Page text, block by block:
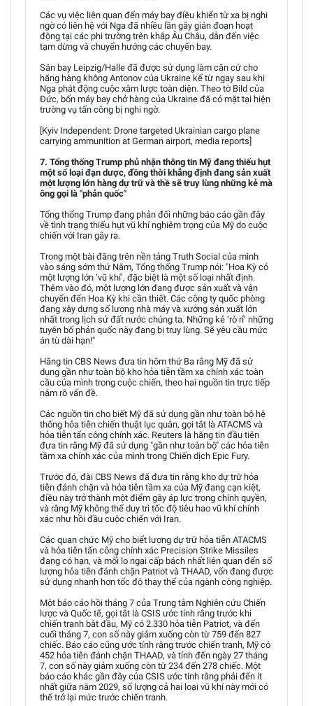
Các vụ việc liên quan đến máy bay điều khiển từ xa bị nghi
ngờ có liên hệ với Nga đã nhiều lần gây gián đoạn hoạt
động tại các phi trường trên khắp Âu Châu, dẫn đến việc
tạm dừng và chuyển hướng các chuyến bay.
Sân bay Leipzig/Halle đã được sử dụng làm căn cứ cho
hãng hàng không Antonov của Ukraine kể từ ngay sau khi
Nga phát động cuộc xâm lược toàn diện. Theo tờ Bild của
Đức, bốn máy bay chở hàng của Ukraine đã có mặt tại hiện
trường vụ tấn công bị nghi ngờ.
[Kyiv Independent: Drone targeted Ukrainian cargo plane
carrying ammunition at German airport, media reports]
7. Tổng thống Trump phủ nhận thông tin Mỹ đang thiếu hụt
một số loại đạn dược, đồng thời khẳng định đang sản xuất
một lượng lớn hàng dự trữ và thề sẽ truy lùng những kẻ mà
ông gọi là "phản quốc"
Tổng thống Trump đang phản đối những báo cáo gần đây
về tình trạng thiếu hụt vũ khí nghiêm trọng của Mỹ do cuộc
chiến với Iran gây ra.
Trong một bài đăng trên nền tảng Truth Social của mình
vào sáng sớm thứ Năm, Tổng thống Trump nói: "Hoa Kỳ có
một lượng lớn ‘vũ khí’, đặc biệt là một số loại nhất định.
Thêm vào đó, một lượng lớn đang được sản xuất và vận
chuyển đến Hoa Kỳ khi cần thiết. Các công ty quốc phòng
đang xây dựng số lượng nhà máy và xưởng sản xuất lớn
nhất trong lịch sử đất nước chúng ta. Những kẻ ‘rò rỉ’ những
tuyên bố phản quốc này đang bị truy lùng. Sẽ yêu cầu mức
án tù dài hạn!"
Hãng tin CBS News đưa tin hôm thứ Ba rằng Mỹ đã sử
dụng gần như toàn bộ kho hỏa tiễn tầm xa chính xác toàn
cầu của mình trong cuộc chiến, theo hai nguồn tin trực tiếp
nắm rõ vấn đề.
Các nguồn tin cho biết Mỹ đã sử dụng gần như toàn bộ hệ
thống hỏa tiễn chiến thuật lục quân, gọi tắt là ATACMS và
hỏa tiễn tấn công chính xác. Reuters là hãng tin đầu tiên
đưa tin rằng Mỹ đã sử dụng "gần như toàn bộ" các hỏa tiễn
tầm xa chính xác của mình trong Chiến dịch Epic Fury.
Trước đó, đài CBS News đã đưa tin rằng kho dự trữ hỏa
tiễn đánh chặn và hỏa tiễn tầm xa của Mỹ đang cạn kiệt,
điều này trở thành một điểm gây áp lực trong chính quyền,
và rằng Mỹ không thể duy trì tốc độ tiêu hao vũ khí chính
xác như hồi đầu cuộc chiến với Iran.
Các quan chức Mỹ cho biết lượng dự trữ hỏa tiễn ATACMS
và hỏa tiễn tấn công chính xác Precision Strike Missiles
đang có hạn, và mối lo ngại cấp bách nhất liên quan đến số
lượng hỏa tiễn đánh chặn Patriot và THAAD, vốn đang được
sử dụng nhanh hơn tốc độ thay thế của ngành công nghiệp.
Một báo cáo hồi tháng 7 của Trung tâm Nghiên cứu Chiến
lược và Quốc tế, gọi tắt là CSIS ước tính rằng trước khi
chiến tranh bắt đầu, Mỹ có 2.330 hỏa tiễn Patriot, và đến
cuối tháng 7, con số này giảm xuống còn từ 759 đến 827
chiếc. Báo cáo cũng ước tính rằng trước chiến tranh, Mỹ có
452 hỏa tiễn đánh chặn THAAD, và tính đến ngày 27 tháng
7, con số này giảm xuống còn từ 234 đến 278 chiếc. Một
báo cáo khác gần đây của CSIS ước tính rằng phải đến ít
nhất giữa năm 2029, số lượng cả hai loại vũ khí này mới có
thể trở lại mức trước chiến tranh.